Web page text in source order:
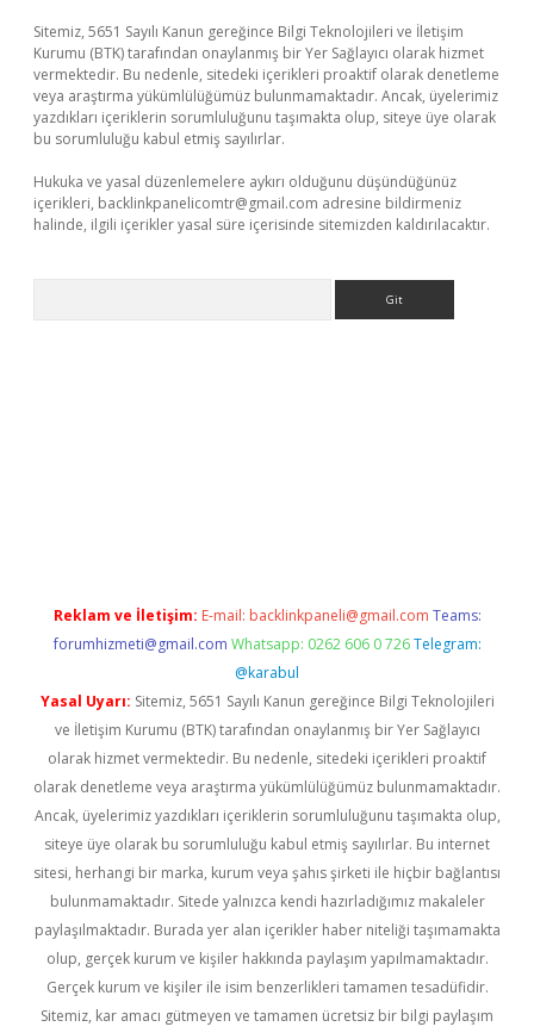
Sitemiz, 5651 Sayılı Kanun gereğince Bilgi Teknolojileri ve İletişim
Kurumu (BTK) tarafından onaylanmış bir Yer Sağlayıcı olarak hizmet
vermektedir. Bu nedenle, sitedeki içerikleri proaktif olarak denetleme
veya araştırma yükümlülüğümüz bulunmamaktadır. Ancak, üyelerimiz
yazdıkları içeriklerin sorumluluğunu taşımakta olup, siteye üye olarak
bu sorumluluğu kabul etmiş sayılırlar.
Hukuka ve yasal düzenlemelere aykırı olduğunu düşündüğünüz
içerikleri, backlinkpanelicomtr@gmail.com adresine bildirmeniz
halinde, ilgili içerikler yasal süre içerisinde sitemizden kaldırılacaktır.
Reklam ve İletişim: E-mail: backlinkpaneli@gmail.com Teams:
forumhizmeti@gmail.com Whatsapp: 0262 606 0 726 Telegram:
@karabul
Yasal Uyarı: Sitemiz, 5651 Sayılı Kanun gereğince Bilgi Teknolojileri
ve İletişim Kurumu (BTK) tarafından onaylanmış bir Yer Sağlayıcı
olarak hizmet vermektedir. Bu nedenle, sitedeki içerikleri proaktif
olarak denetleme veya araştırma yükümlülüğümüz bulunmamaktadır.
Ancak, üyelerimiz yazdıkları içeriklerin sorumluluğunu taşımakta olup,
siteye üye olarak bu sorumluluğu kabul etmiş sayılırlar. Bu internet
sitesi, herhangi bir marka, kurum veya şahıs şirketi ile hiçbir bağlantısı
bulunmamaktadır. Sitede yalnızca kendi hazırladığımız makaleler
paylaşılmaktadır. Burada yer alan içerikler haber niteliği taşımamakta
olup, gerçek kurum ve kişiler hakkında paylaşım yapılmamaktadır.
Gerçek kurum ve kişiler ile isim benzerlikleri tamamen tesadüfidir.
Sitemiz, kar amacı gütmeyen ve tamamen ücretsiz bir bilgi paylaşım